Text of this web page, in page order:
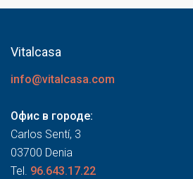
Vitalcasa
info@vitalcasa.com
Офис в городе:
Carlos Sentí, 3
03700 Denia
Tel. 96.643.17.22